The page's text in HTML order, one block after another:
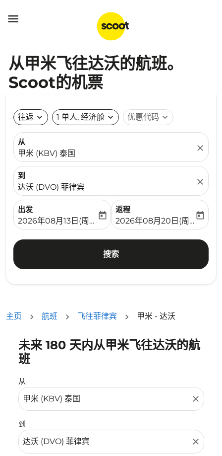

从甲米飞往达沃的航班。
Scoot的机票
往返 expand_more 1 单人, 经济舱 expand_more 优惠代码 expand_more
从
甲米 (KBV) 泰国
close
到
达沃 (DVO) 菲律宾
close
出发
fc-booking-departure-date-aria-label
2026年08月13日(周四)
today
返程
fc-booking-return-date-
2026年08月20日(周四)
today
搜索
主页 航班 飞往菲律宾 甲米 - 达沃
未来 180 天内从甲米飞往达沃的航
班
从
close
到
close
没有符合您的筛选条件的机票。请调整您的筛选条件。